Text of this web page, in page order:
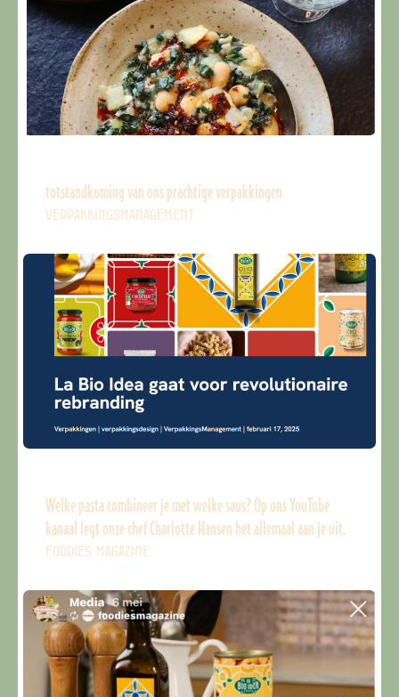
totstandkoming van ons prachtige verpakkingen
VERPAKKINGSMANAGEMENT
Welke pasta combineer je met welke saus? Op ons YouTube
kanaal legt onze chef Charlotte Hansen het allemaal aan je uit.
FOODIES MAGAZINE